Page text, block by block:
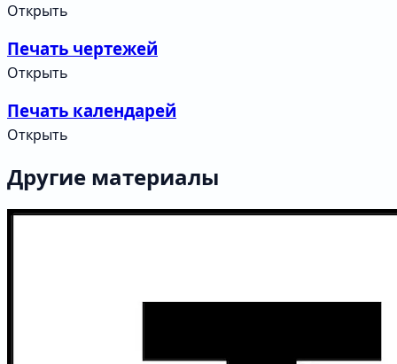
Открыть
Печать чертежей
Открыть
Печать календарей
Открыть
Другие материалы